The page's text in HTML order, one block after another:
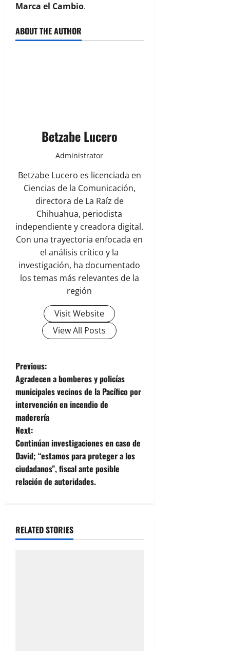
Marca el Cambio.
ABOUT THE AUTHOR
Betzabe Lucero
Administrator
Betzabe Lucero es licenciada en
Ciencias de la Comunicación,
directora de La Raíz de
Chihuahua, periodista
independiente y creadora digital.
Con una trayectoria enfocada en
el análisis crítico y la
investigación, ha documentado
los temas más relevantes de la
región
Visit Website
View All Posts
P
o
s
t
n
a
i
g
Previous:
Agradecen a bomberos y policías
municipales vecinos de la Pacífico por
intervención en incendio de
maderería
Next:
Continúan investigaciones en caso de
David; “estamos para proteger a los
ciudadanos”, fiscal ante posible
relación de autoridades.
RELATED STORIES